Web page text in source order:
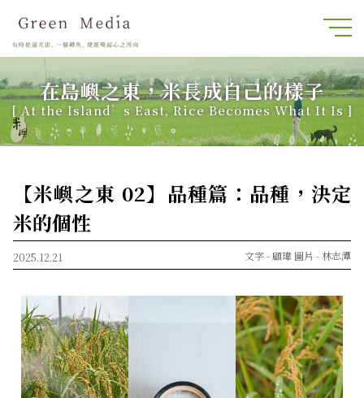
在島嶼之東，米長成自己的樣子
[ At the Island’s East, Rice Becomes What It Is ]
【米嶼之東 02】品種篇：品種，決定
米的個性
2025.12.21 圖片 - 林志潭
文字 - 顧瑋